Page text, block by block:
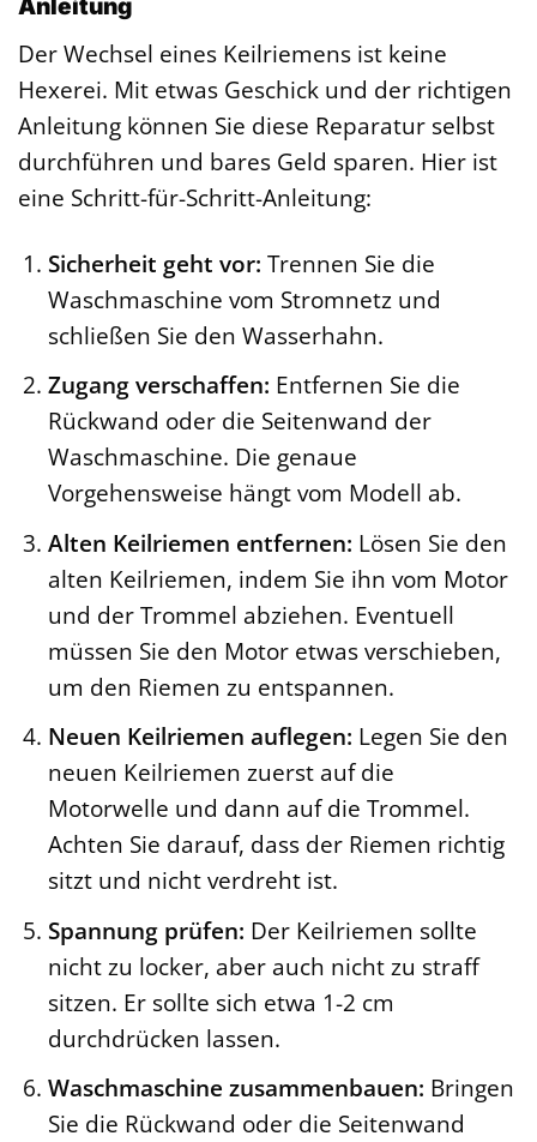
Anleitung
Der Wechsel eines Keilriemens ist keine
Hexerei. Mit etwas Geschick und der richtigen
Anleitung können Sie diese Reparatur selbst
durchführen und bares Geld sparen. Hier ist
eine Schritt-für-Schritt-Anleitung:
Sicherheit geht vor: Trennen Sie die
Waschmaschine vom Stromnetz und
schließen Sie den Wasserhahn.
Zugang verschaffen: Entfernen Sie die
Rückwand oder die Seitenwand der
Waschmaschine. Die genaue
Vorgehensweise hängt vom Modell ab.
Alten Keilriemen entfernen: Lösen Sie den
alten Keilriemen, indem Sie ihn vom Motor
und der Trommel abziehen. Eventuell
müssen Sie den Motor etwas verschieben,
um den Riemen zu entspannen.
Neuen Keilriemen auflegen: Legen Sie den
neuen Keilriemen zuerst auf die
Motorwelle und dann auf die Trommel.
Achten Sie darauf, dass der Riemen richtig
sitzt und nicht verdreht ist.
Spannung prüfen: Der Keilriemen sollte
nicht zu locker, aber auch nicht zu straff
sitzen. Er sollte sich etwa 1-2 cm
durchdrücken lassen.
Waschmaschine zusammenbauen: Bringen
Sie die Rückwand oder die Seitenwand